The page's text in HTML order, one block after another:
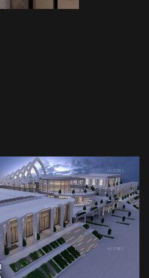
تصاميم معمارية لمراكز
التسوق